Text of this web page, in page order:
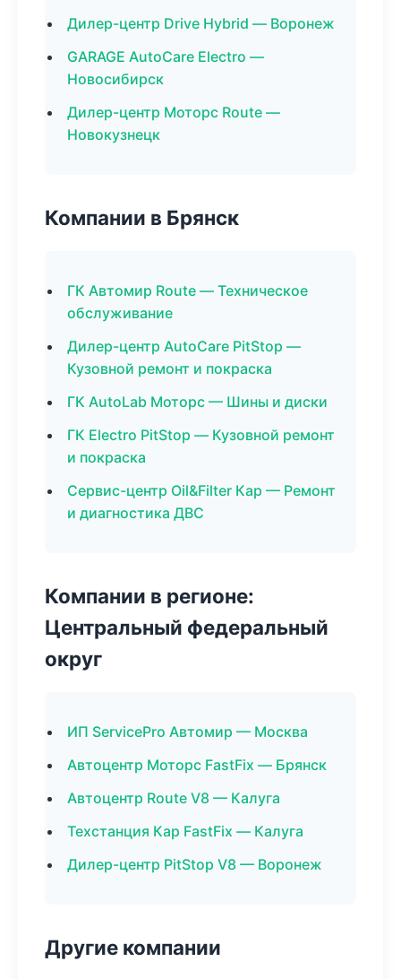
Дилер-центр Drive Hybrid — Воронеж
GARAGE AutoCare Electro —
Новосибирск
Дилер-центр Моторс Route —
Новокузнецк
Компании в Брянск
ГК Автомир Route — Техническое
обслуживание
Дилер-центр AutoCare PitStop —
Кузовной ремонт и покраска
ГК AutoLab Моторс — Шины и диски
ГК Electro PitStop — Кузовной ремонт
и покраска
Сервис-центр Oil&Filter Кар — Ремонт
и диагностика ДВС
Компании в регионе:
Центральный федеральный
округ
ИП ServicePro Автомир — Москва
Автоцентр Моторс FastFix — Брянск
Автоцентр Route V8 — Калуга
Техстанция Кар FastFix — Калуга
Дилер-центр PitStop V8 — Воронеж
Другие компании